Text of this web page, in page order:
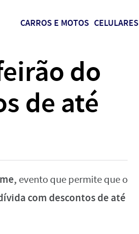
CARROS E MOTOS CELULARES
do
de até
evento que permite que o
com descontos de até